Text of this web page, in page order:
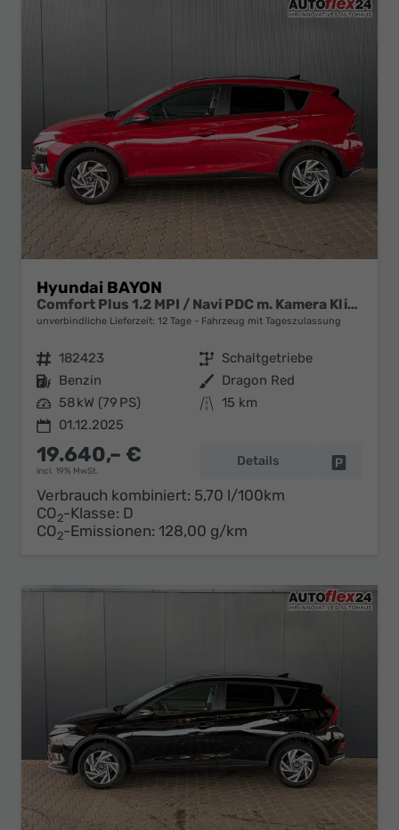
Hyundai BAYON
Comfort Plus 1.2 MPI / Navi PDC m. Kamera Klimaautom./ LED Sitz & Lenkr.Heiz/ Alu16
unverbindliche Lieferzeit: 12 Tage Fahrzeug mit Tageszulassung
Fahrzeugnr. 182423 Getriebe Schaltgetriebe
Kraftstoff Benzin Außenfarbe Dragon Red
Leistung 58 kW (79 PS) Kilometerstand 15 km
01.12.2025
19.640,– €
incl. 19% MwSt.
Details
Verbrauch kombiniert: 5,70 l/100km
CO2-Klasse: D
CO2-Emissionen: 128,00 g/km